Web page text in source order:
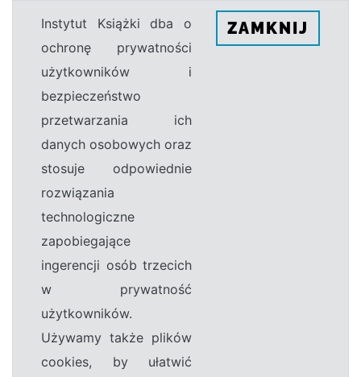
Instytut Książki dba o
ochronę prywatności
użytkowników i
bezpieczeństwo
przetwarzania ich
danych osobowych oraz
stosuje odpowiednie
rozwiązania
technologiczne
zapobiegające
ingerencji osób trzecich
w prywatność
użytkowników.
Używamy także plików
cookies, by ułatwić
ZAMKNIJ